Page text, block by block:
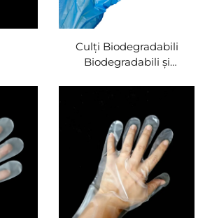
Culți Biodegradabili
Biodegradabili și
PLA PBAT Feciolă de